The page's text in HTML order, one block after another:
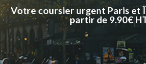
Votre coursier urgent Paris et
partir de 9.90€